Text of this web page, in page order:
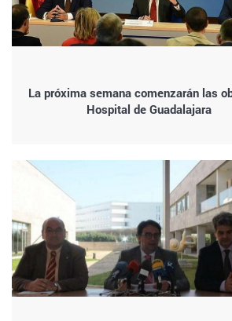
La próxima semana comenzarán las
Hospital de Guadalajara